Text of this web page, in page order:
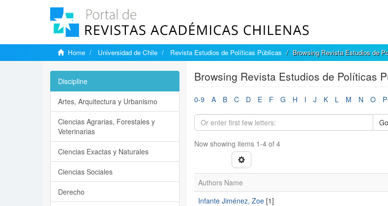
Home Universidad de Chile Revista Estudios de Políticas Públicas Browsing Revista Estudios de
Browsing Revista Estudios de Políticas
0-9 A B C D E F G H I J K L M N O P
Go
Now showing items 1-4 of 4
Authors Name
Infante Jiménez, Zoe[1]
Discipline
Artes, Arquitectura y Urbanismo
Ciencias Agrarias, Forestales y
Veterinarias
Ciencias Exactas y Naturales
Ciencias Sociales
Derecho